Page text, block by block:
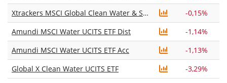
Xtrackers MSCI Global Clean Water & Sanitation UCITS ETF 1C
-0,15%
Amundi MSCI Water UCITS ETF Dist
-1,14%
Amundi MSCI Water UCITS ETF Acc
-1,13%
Global X Clean Water UCITS ETF
-3,29%